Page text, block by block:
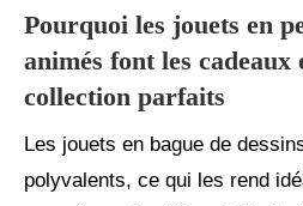
Pourquoi les jouets en
animés font les cadeaux
collection parfaits
Les jouets en bague de
polyvalents, ce qui les rend